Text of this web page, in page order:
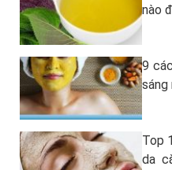
nào
9
sáng
Top
da